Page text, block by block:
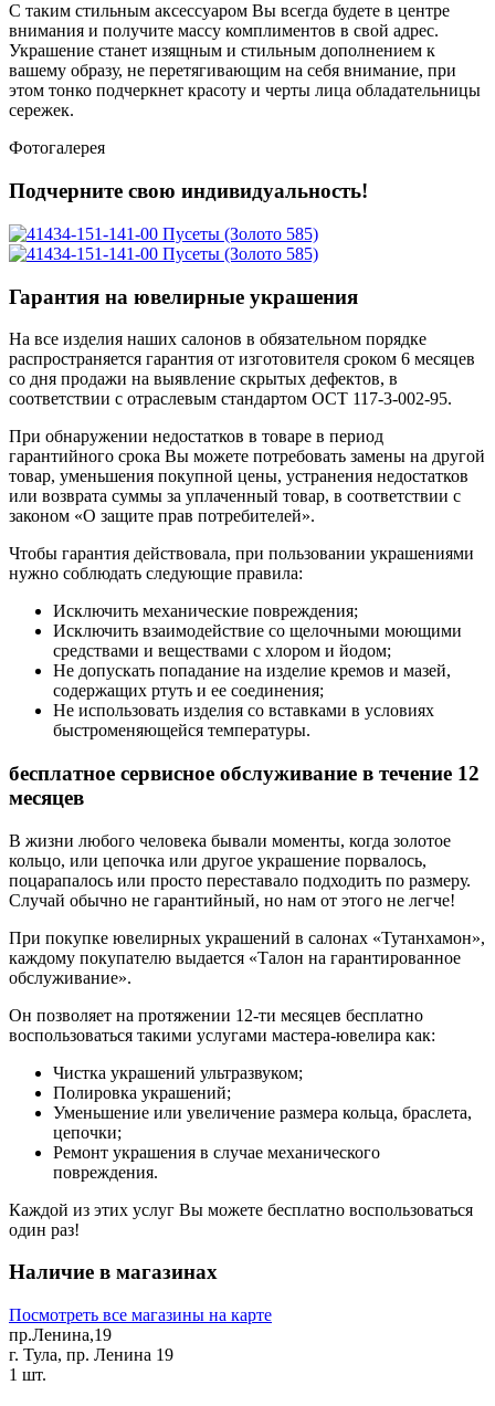
С таким стильным аксессуаром Вы всегда будете в центре
внимания и получите массу комплиментов в свой адрес.
Украшение станет изящным и стильным дополнением к
вашему образу, не перетягивающим на себя внимание, при
этом тонко подчеркнет красоту и черты лица обладательницы
сережек.
Фотогалерея
Подчерните свою индивидуальность!
Гарантия на ювелирные украшения
На все изделия наших салонов в обязательном порядке
распространяется гарантия от изготовителя сроком 6 месяцев
со дня продажи на выявление скрытых дефектов, в
соответствии с отраслевым стандартом ОСТ 117-3-002-95.
При обнаружении недостатков в товаре в период
гарантийного срока Вы можете потребовать замены на другой
товар, уменьшения покупной цены, устранения недостатков
или возврата суммы за уплаченный товар, в соответствии с
законом «О защите прав потребителей».
Чтобы гарантия действовала, при пользовании украшениями
нужно соблюдать следующие правила:
Исключить механические повреждения;
Исключить взаимодействие со щелочными моющими
средствами и веществами с хлором и йодом;
Не допускать попадание на изделие кремов и мазей,
содержащих ртуть и ее соединения;
Не использовать изделия со вставками в условиях
быстроменяющейся температуры.
бесплатное сервисное обслуживание в течение 12
месяцев
В жизни любого человека бывали моменты, когда золотое
кольцо, или цепочка или другое украшение порвалось,
поцарапалось или просто переставало подходить по размеру.
Случай обычно не гарантийный, но нам от этого не легче!
При покупке ювелирных украшений в салонах «Тутанхамон»,
каждому покупателю выдается «Талон на гарантированное
обслуживание».
Он позволяет на протяжении 12-ти месяцев бесплатно
воспользоваться такими услугами мастера-ювелира как:
Чистка украшений ультразвуком;
Полировка украшений;
Уменьшение или увеличение размера кольца, браслета,
цепочки;
Ремонт украшения в случае механического
повреждения.
Каждой из этих услуг Вы можете бесплатно воспользоваться
один раз!
Наличие в магазинах
Посмотреть все магазины на карте
пр.Ленина,19
г. Тула, пр. Ленина 19
1 шт.